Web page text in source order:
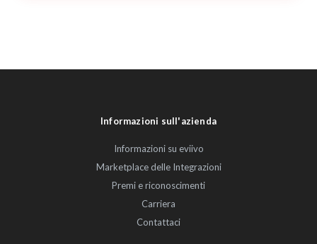
Informazioni sull'azienda
Informazioni su eviivo
Marketplace delle Integrazioni
Premi e riconoscimenti
Carriera
Contattaci